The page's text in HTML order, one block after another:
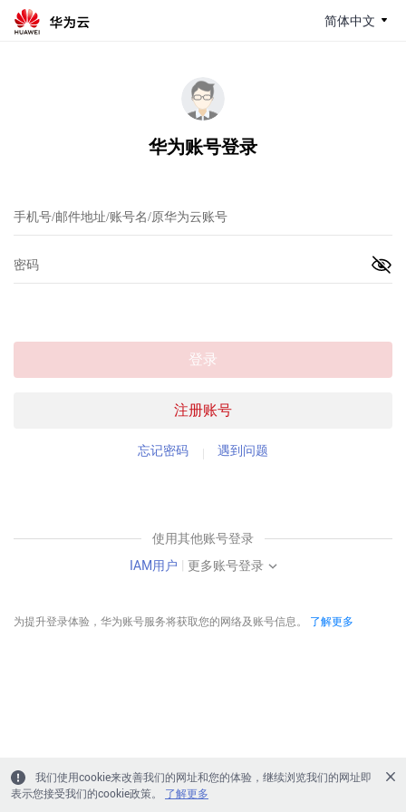
简体中文
华为账号登录
注册账号
登录
忘记密码 遇到问题
使用其他账号登录
IAM用户 | 更多账号登录
为提升登录体验，华为账号服务将获取您的网络及账号信息。 了解更多
我们使用cookie来改善我们的网址和您的体验，继续浏览我们的网址即
表示您接受我们的cookie政策。
了解更多